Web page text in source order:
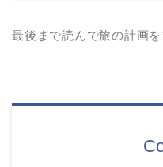
最後まで読んで旅の計画を